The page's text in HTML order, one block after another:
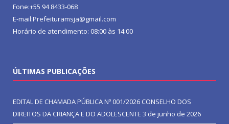
Fone:+55 94 8433-068
E-mail:Prefeituramsja@gmail.com
Horário de atendimento: 08:00 às 14:00
ÚLTIMAS PUBLICAÇÕES
EDITAL DE CHAMADA PÚBLICA Nº 001/2026 CONSELHO DOS
DIREITOS DA CRIANÇA E DO ADOLESCENTE 3 de junho de 2026